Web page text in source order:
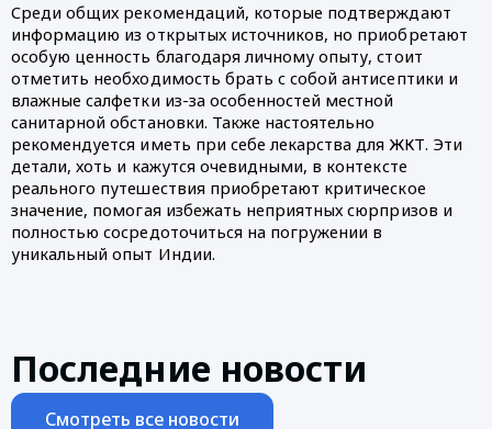
Среди общих рекомендаций, которые подтверждают
информацию из открытых источников, но приобретают
особую ценность благодаря личному опыту, стоит
отметить необходимость брать с собой антисептики и
влажные салфетки из-за особенностей местной
санитарной обстановки. Также настоятельно
рекомендуется иметь при себе лекарства для ЖКТ. Эти
детали, хоть и кажутся очевидными, в контексте
реального путешествия приобретают критическое
значение, помогая избежать неприятных сюрпризов и
полностью сосредоточиться на погружении в
уникальный опыт Индии.
Последние новости
Смотреть все новости